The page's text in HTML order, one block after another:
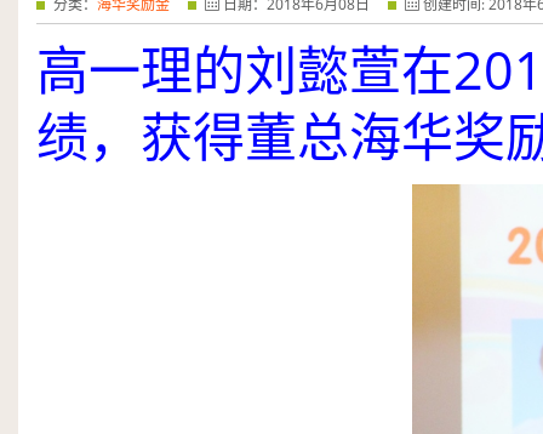
分类： 海华奖励金 日期： 2018年6月08日 创建时间:2018年
高一理的刘懿萱在
绩，获得董总海华奖